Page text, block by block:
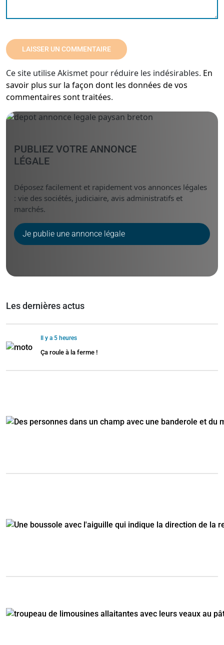
Ce site utilise Akismet pour réduire les indésirables. En
savoir plus sur la façon dont les données de vos
commentaires sont traitées.
PUBLIEZ VOTRE ANNONCE
LÉGALE
Déposez facilement et rapidement vos annonces légales
: vie des sociétés, judiciaire, avis administratifs et
marchés.
Je publie une annonce légale
Les dernières actus
Il y a 5 heures
Ça roule à la ferme !